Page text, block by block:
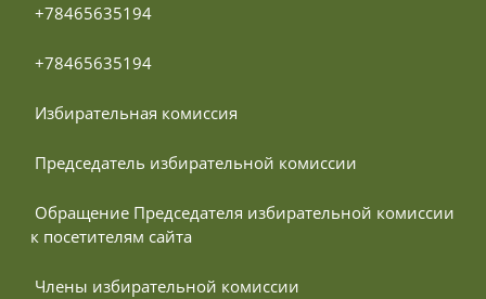
+78465635194
+78465635194
Избирательная комиссия
Председатель избирательной комиссии
к посетителям сайта
Члены избирательной комиссии